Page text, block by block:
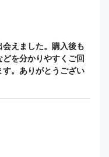
えました。購入後も
を分かりやすくご回
。ありがとうござい